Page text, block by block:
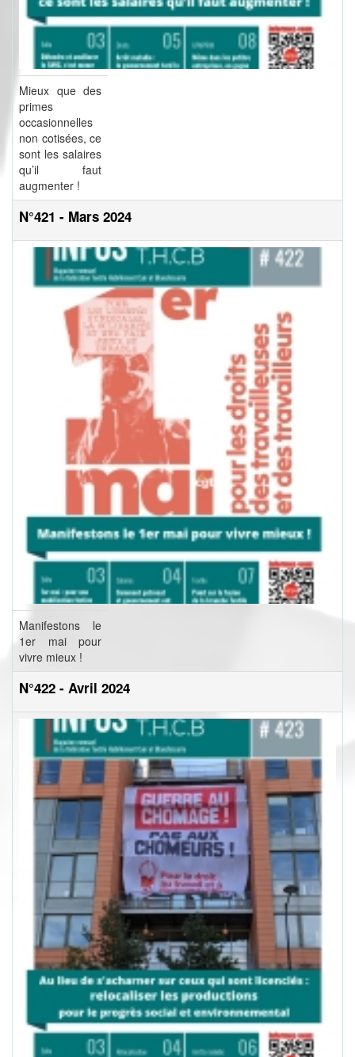
Mieux que des
primes
occasionnelles
non cotisées, ce
sont les salaires
qu’il faut
augmenter !
N°421 - Mars 2024
Manifestons le
1er mai pour
vivre mieux !
N°422 - Avril 2024